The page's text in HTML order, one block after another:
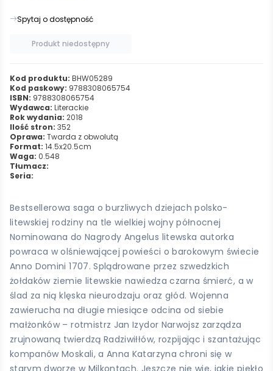
Spytaj o dostępność
Produkt niedostępny
Kod produktu: BHW05289
Kod paskowy: 9788308065754
ISBN: 9788308065754
Wydawca: Literackie
Rok wydania: 2018
Ilość stron: 352
Oprawa: Twarda z obwolutą
Format: 14.5x20.5cm
Waga: 0.548
Tłumacz:
Seria:
Bestsellerowa saga o burzliwych dziejach polsko-
litewskiej rodziny na tle wielkiej wojny północnej
Nominowana do Nagrody Angelus litewska autorka
powraca w olśniewającej powieści o barokowym świecie
Anno Domini 1707. Splądrowane przez szwedzkich
żołdaków ziemie litewskie nawiedza czarna śmierć, a w
ślad za nią klęska nieurodzaju oraz głód. Wojenna
zawierucha na długie miesiące odcina od siebie
małżonków – rotmistrz Jan Izydor Narwojsz zarządza
zrujnowaną twierdzą Radziwiłłów, rozpijając i szantażując
kompanów Moskali, a Anna Katarzyna chroni się w
starym dworze w Milkontach. Jeszcze nie wie, jakie piekło